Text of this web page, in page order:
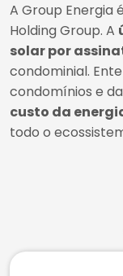
A Group Energia
Holding Group. A
solar por
condominial.
condomínios e
custo da
todo o